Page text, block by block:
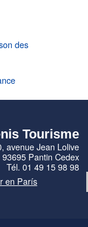
des
Tourisme
avenue Jean Lolive
93695 Pantin Cedex
Tél. 01 49 15 98 98
en París